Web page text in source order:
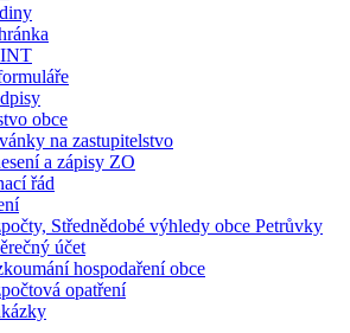
obce
na zastupitelstvo
a zápisy ZO
řád
Střednědobé výhledy obce Petrůvky
účet
hospodaření obce
opatření